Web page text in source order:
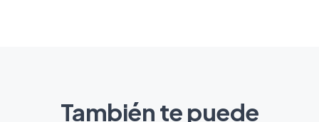
También te puede